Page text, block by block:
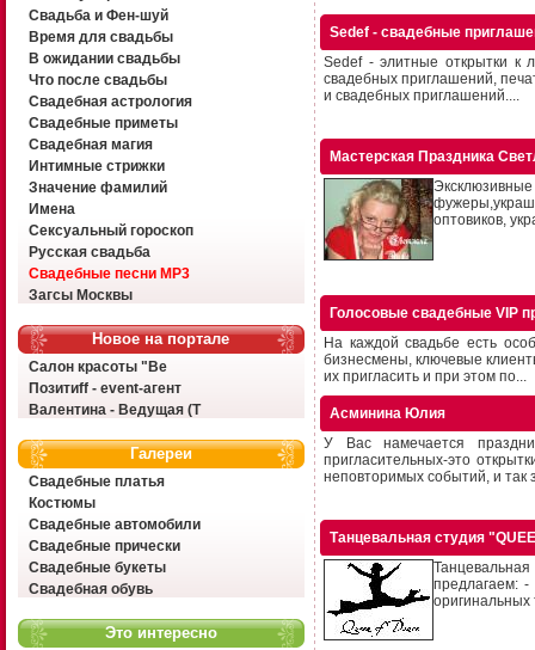
Свадьба и Фен-шуй
Время для свадьбы
В ожидании свадьбы
Что после свадьбы
Свадебная астрология
Свадебные приметы
Свадебная магия
Интимные стрижки
Значение фамилий
Имена
Сексуальный гороскоп
Русская свадьба
Свадебные песни MP3
Загсы Москвы
Новое на портале
Салон красоты "Ве
Позитиff - event-агент
Валентина - Ведущая (Т
Галереи
Свадебные платья
Костюмы
Свадебные автомобили
Свадебные прически
Свадебные букеты
Свадебная обувь
Это интересно
Sedef - свадебные
Sedef - элитные открытки к
свадебных приглашений,
и свадебных приглашений....
Мастерская Праздника
Эксклюзивные
оптовиков,
Голосовые свадебные VIP
На каждой свадьбе есть
бизнесмены, ключевые
их пригласить и при этом по...
Асминина Юлия
У Вас намечается
пригласительных-это
неповторимых событий, и так
Танцевальная студия
предлагаем: -
оригинальных